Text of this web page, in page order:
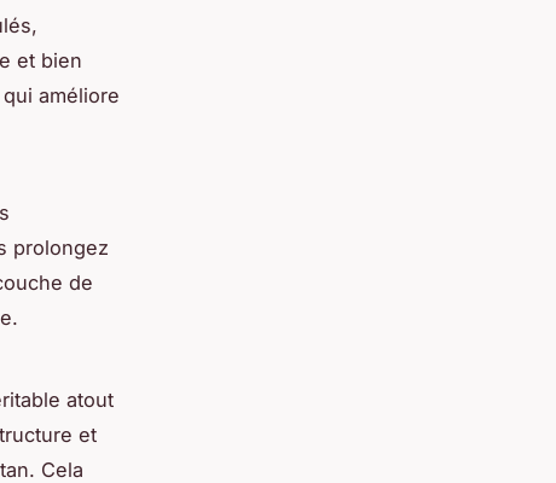
et bien
améliore
prolongez
de
atout
et
Cela